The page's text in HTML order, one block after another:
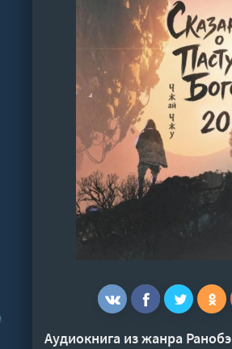
Аудиокнига из жанра Ранобэ